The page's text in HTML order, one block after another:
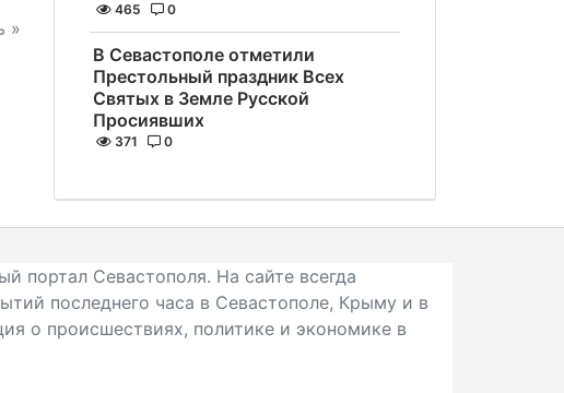
»
465 0
В Севастополе отметили
Престольный праздник Всех
Святых в Земле Русской
Просиявших
371 0
портал Севастополя. На сайте всегда
последнего часа в Севастополе, Крыму и в
о происшествиях, политике и экономике в